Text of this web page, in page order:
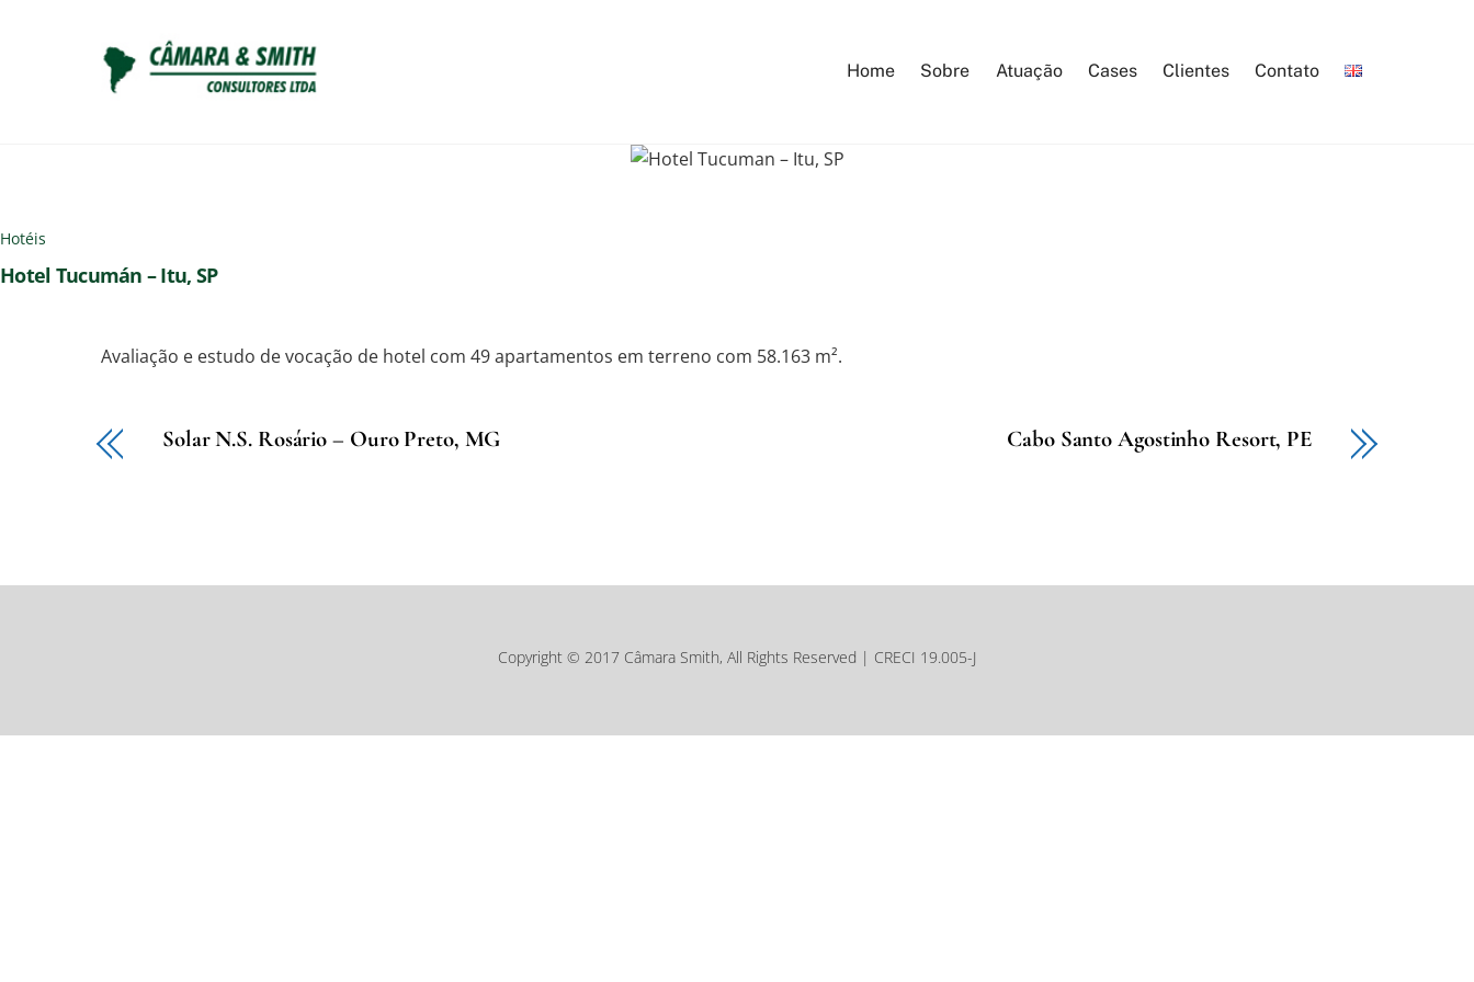
Home Sobre Atuação Cases Clientes Contato
Hotéis
Hotel Tucumán – Itu, SP
Avaliação e estudo de vocação de hotel com 49 apartamentos em terreno com 58.163 m².
Solar N.S. Rosário – Ouro Preto, MG Cabo Santo Agostinho Resort, PE
Copyright © 2017 Câmara Smith, All Rights Reserved | CRECI 19.005-J